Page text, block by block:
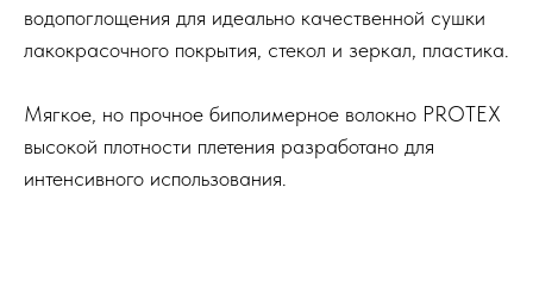
водопоглощения для идеально качественной сушки
лакокрасочного покрытия, стекол и зеркал, пластика.
Мягкое, но прочное биполимерное волокно PROTEX
высокой плотности плетения разработано для
интенсивного использования.